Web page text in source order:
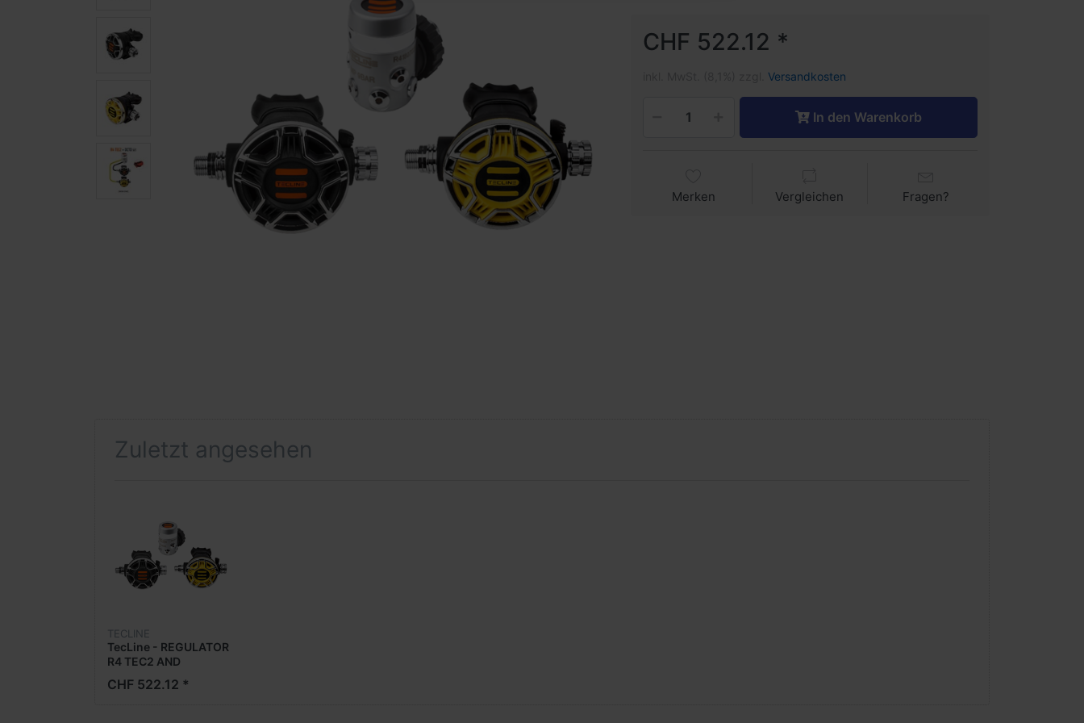
CHF 522.12 *
Versandkosten
In den Warenkorb
Merken Vergleichen Fragen?
Zuletzt angesehen
TECLINE
TecLine - REGULATOR
R4 TEC2 AND
OCTOPUS - EN250A
CHF 522.12 *